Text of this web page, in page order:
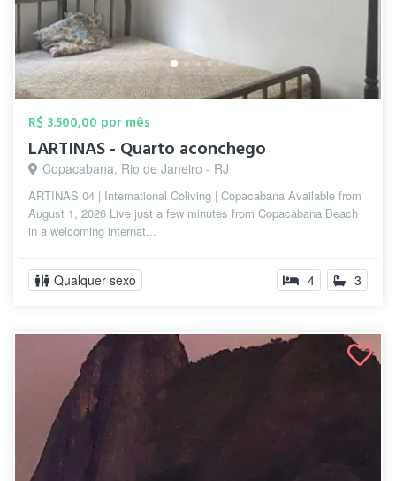
R$ 3.500,00 por mês
LARTINAS - Quarto aconchego
Copacabana, Rio de Janeiro - RJ
ARTINAS 04 | International Coliving | Copacabana Available from
August 1, 2026 Live just a few minutes from Copacabana Beach
in a welcoming internat...
Qualquer sexo 4 3